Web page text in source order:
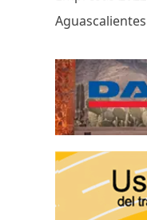
Aguascalientes